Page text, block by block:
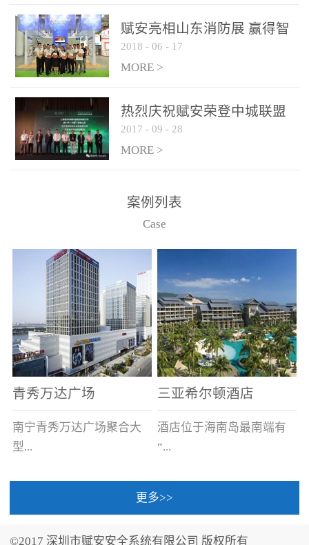
现火焰的跟踪和识别。能
更早的进行预警，达到早
报早防的效果。 系统构
成示意图： 图像型火灾
和监控端两大部分组成。
两者之间通过以太网相
联，一台监控主机最多可
从监控主机上获取，最多
只能接6台，超过的需从现
赋安亮相山东消防展 赢得智
慧消防新荣耀
2018 - 06 - 17
MORE >
热烈庆祝赋安荣登中城联盟
联合采购战略合作平台
2017 - 09 - 28
MORE >
案例列表
Case
青秀万达广场
南宁青秀万达广场聚合大
型...
三亚希尔顿酒店
酒店位于海南岛最南端有
“...
中国的海岛天堂”之美称的
更多>>
©2017 深圳市赋安安全系统有限公司 版权所有